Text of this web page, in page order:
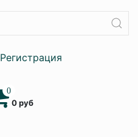
Регистрация
0
0 руб